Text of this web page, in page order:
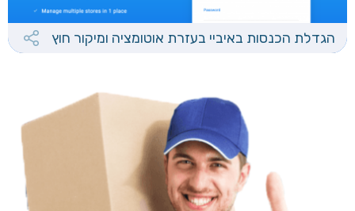
הגדלת הכנסות באיביי בעזרת אוטומציה ומיקור חוץ